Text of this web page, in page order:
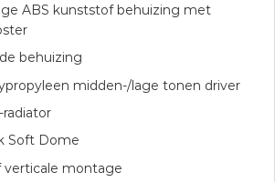
ABS kunststof behuizing met
behuizing
midden-/lage tonen driver
radiator
Soft Dome
verticale montage